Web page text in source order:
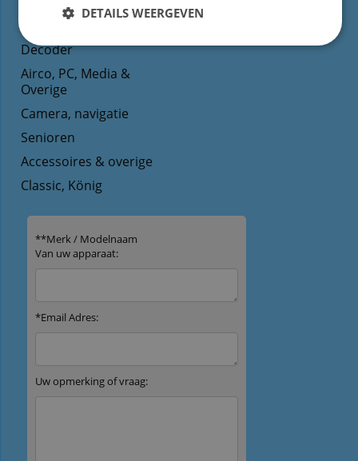
Help
Decoder
Airco, PC, Media &
Overige
Camera, navigatie
Senioren
Accessoires & overige
Classic, König
DETAILS WEERGEVEN